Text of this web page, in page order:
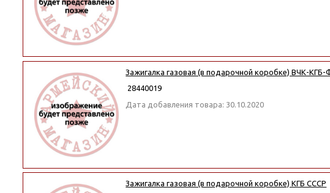
Зажигалка газовая (в подарочной коробке) ВЧК-КГБ-
28440019
Дата добавления товара: 30.10.2020
Зажигалка газовая (в подарочной коробке) КГБ СССР